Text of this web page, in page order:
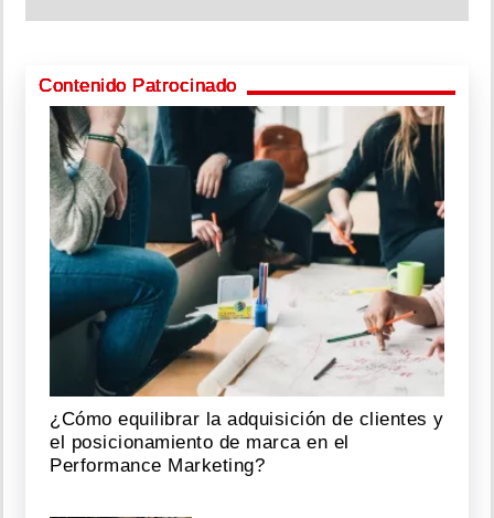
Contenido Patrocinado
¿Cómo equilibrar la adquisición de clientes y
el posicionamiento de marca en el
Performance Marketing?